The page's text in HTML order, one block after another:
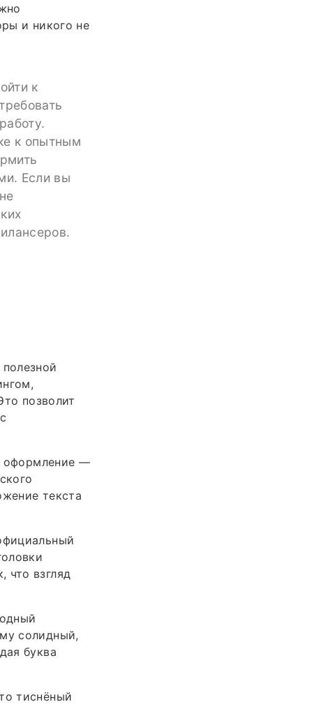
и никого не
к
к опытным
Если вы
позволит
оформление —
текста
взгляд
солидный,
буква
тиснёный